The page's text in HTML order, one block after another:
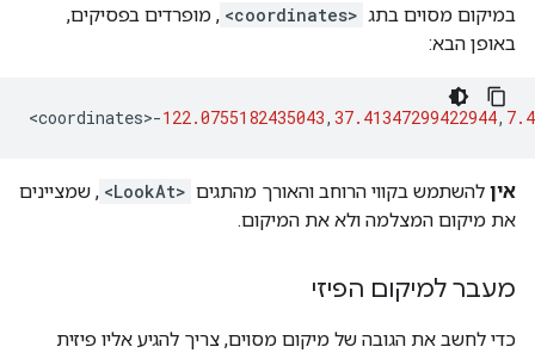
במיקום מסוים בתג <coordinates> , מופרדים בפסיקים,
באופן הבא:
<coordinates>-122.0755182435043, 37.41347299422944,
אין להשתמש בקווי הרוחב והאורך מהתגים <LookAt> , שמציינים
את מיקום המצלמה ולא את המיקום.
מעבר למיקום הפיזי
כדי לחשב את הגובה של מיקום מסוים, צריך להגיע אליו פיזית